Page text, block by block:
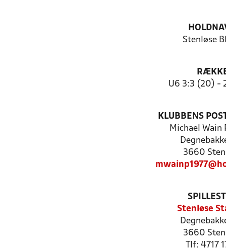
Stenløse
U6 3:3 (20) -
KLUBBENS
Michael Wain
3660
Stenløse
3660
Tlf: 4717